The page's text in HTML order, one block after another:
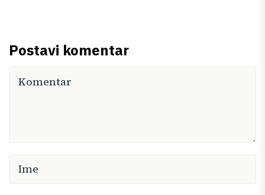
Postavi komentar